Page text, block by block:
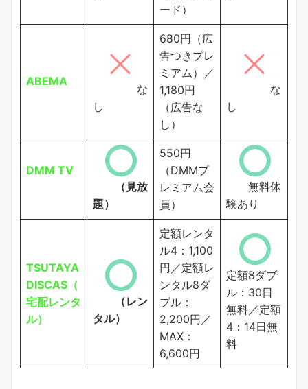
ード）
ABEMA
な
し
680円（広
告つきプレ
ミアム）／
1,180円
（広告な
し）
な
し
DMM TV
（見放
題）
550円
（DMMプ
レミアム会
員）
無料体
験あり
TSUTAYA
DISCAS（
宅配レンタ
ル）
（レン
タル）
定額レンタ
ル4：1,100
円／定額レ
ンタル8ダ
ブル：
2,200円／
MAX：
6,600円
定額8ダブ
ル：30日
無料／定額
4：14日無
料